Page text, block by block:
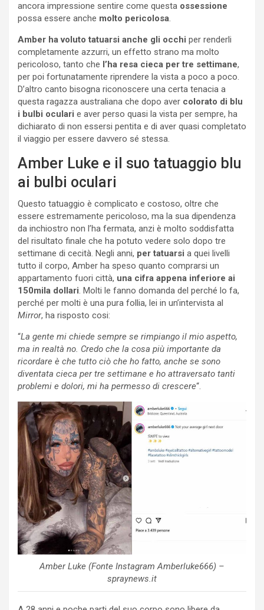
ancora impressione sentire come questa ossessione
possa essere anche molto pericolosa.
Amber ha voluto tatuarsi anche gli occhi per renderli
completamente azzurri, un effetto strano ma molto
pericoloso, tanto che l’ha resa cieca per tre settimane,
per poi fortunatamente riprendere la vista a poco a poco.
D’altro canto bisogna riconoscere una certa tenacia a
questa ragazza australiana che dopo aver colorato di blu
i bulbi oculari e aver perso quasi la vista per sempre, ha
dichiarato di non essersi pentita e di aver quasi completato
il viaggio per essere davvero sé stessa.
Amber Luke e il suo tatuaggio blu
ai bulbi oculari
Questo tatuaggio è complicato e costoso, oltre che
essere estremamente pericoloso, ma la sua dipendenza
da inchiostro non l’ha fermata, anzi è molto soddisfatta
del risultato finale che ha potuto vedere solo dopo tre
settimane di cecità. Negli anni, per tatuarsi a quei livelli
tutto il corpo, Amber ha speso quanto comprarsi un
appartamento fuori città, una cifra appena inferiore ai
150mila dollari. Molti le fanno domanda del perché lo fa,
perché per molti è una pura follia, lei in un’intervista al
Mirror, ha risposto cosi:
“La gente mi chiede sempre se rimpiango il mio aspetto,
ma in realtà no. Credo che la cosa più importante da
ricordare è che tutto ciò che ho fatto, anche se sono
diventata cieca per tre settimane e ho attraversato tanti
problemi e dolori, mi ha permesso di crescere“.
Amber Luke (Fonte Instagram Amberluke666) –
spraynews.it